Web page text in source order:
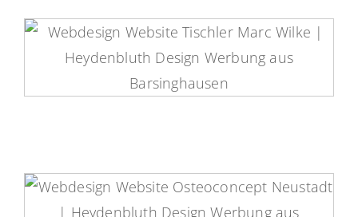
Marc Wilke Tischlerei Website